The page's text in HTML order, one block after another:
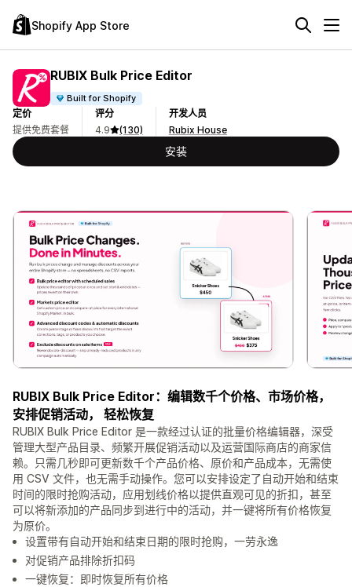
Shopify App Store
RUBIX Bulk Price Editor
Built for Shopify
定价
提供免费套餐
评分
4.9
(130)
开发人员
Rubix House
安装
RUBIX Bulk Price Editor：编辑数千个价格、市场价格，
安排促销活动， 轻松恢复
RUBIX Bulk Price Editor 是一款经过认证的批量价格编辑器，深受
管理大型产品目录、频繁开展促销活动以及运营国际商店的商家信
赖。只需几秒即可更新数千个产品价格、原价和产品成本，无需使
用 CSV 文件，也无需手动操作。您可以安排设定了自动开始和结束
时间的限时抢购活动，应用划线价格以提供直观可见的折扣，甚至
可以将新添加的产品同步到进行中的活动，并一键将所有价格恢复
为原价。
设置带有自动开始和结束日期的限时抢购，一劳永逸
对促销产品排除折扣码
一键恢复：即时恢复所有价格